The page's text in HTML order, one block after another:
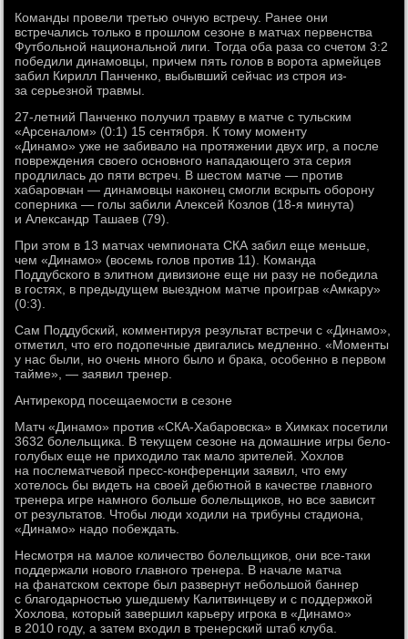
Команды провели третью очную встречу. Ранее они
встречались только в прошлом сезоне в матчах первенства
Футбольной национальной лиги. Тогда оба раза со счетом 3:2
победили динамовцы, причем пять голов в ворота армейцев
забил Кирилл Панченко, выбывший сейчас из строя из-
за серьезной травмы.
27-летний Панченко получил травму в матче с тульским
«Арсеналом» (0:1) 15 сентября. К тому моменту
«Динамо» уже не забивало на протяжении двух игр, а после
повреждения своего основного нападающего эта серия
продлилась до пяти встреч. В шестом матче — против
хабаровчан — динамовцы наконец смогли вскрыть оборону
соперника — голы забили Алексей Козлов (18-я минута)
и Александр Ташаев (79).
При этом в 13 матчах чемпионата СКА забил еще меньше,
чем «Динамо» (восемь голов против 11). Команда
Поддубского в элитном дивизионе еще ни разу не победила
в гостях, в предыдущем выездном матче проиграв «Амкару»
(0:3).
Сам Поддубский, комментируя результат встречи с «Динамо»,
отметил, что его подопечные двигались медленно. «Моменты
у нас были, но очень много было и брака, особенно в первом
тайме», — заявил тренер.
Антирекорд посещаемости в сезоне
Матч «Динамо» против «СКА-Хабаровска» в Химках посетили
3632 болельщика. В текущем сезоне на домашние игры бело-
голубых еще не приходило так мало зрителей. Хохлов
на послематчевой пресс-конференции заявил, что ему
хотелось бы видеть на своей дебютной в качестве главного
тренера игре намного больше болельщиков, но все зависит
от результатов. Чтобы люди ходили на трибуны стадиона,
«Динамо» надо побеждать.
Несмотря на малое количество болельщиков, они все-таки
поддержали нового главного тренера. В начале матча
на фанатском секторе был развернут небольшой баннер
с благодарностью ушедшему Калитвинцеву и с поддержкой
Хохлова, который завершил карьеру игрока в «Динамо»
в 2010 году, а затем входил в тренерский штаб клуба.